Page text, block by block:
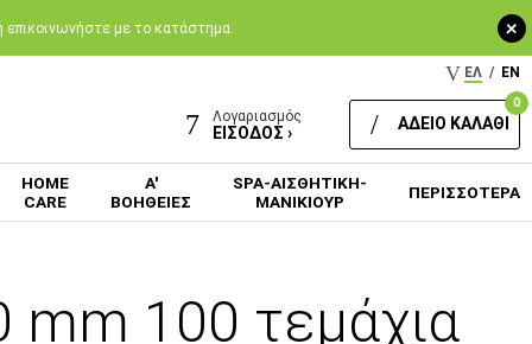
+
επικοινωνήστε με το κατάστημα.
ΕΛ / EN
Λογαριασμός
ΕΙΣΟΔΟΣ ›
0
ΑΔΕΙΟ ΚΑΛΑΘΙ
HOME
CARE
Α'
ΒΟΗΘΕΙΕΣ
SPA-ΑΙΣΘΗΤΙΚΗ-
ΜΑΝΙΚΙΟΥΡ
ΠΕΡΙΣΣΟΤΕΡΑ
mm 100 τεμάχια